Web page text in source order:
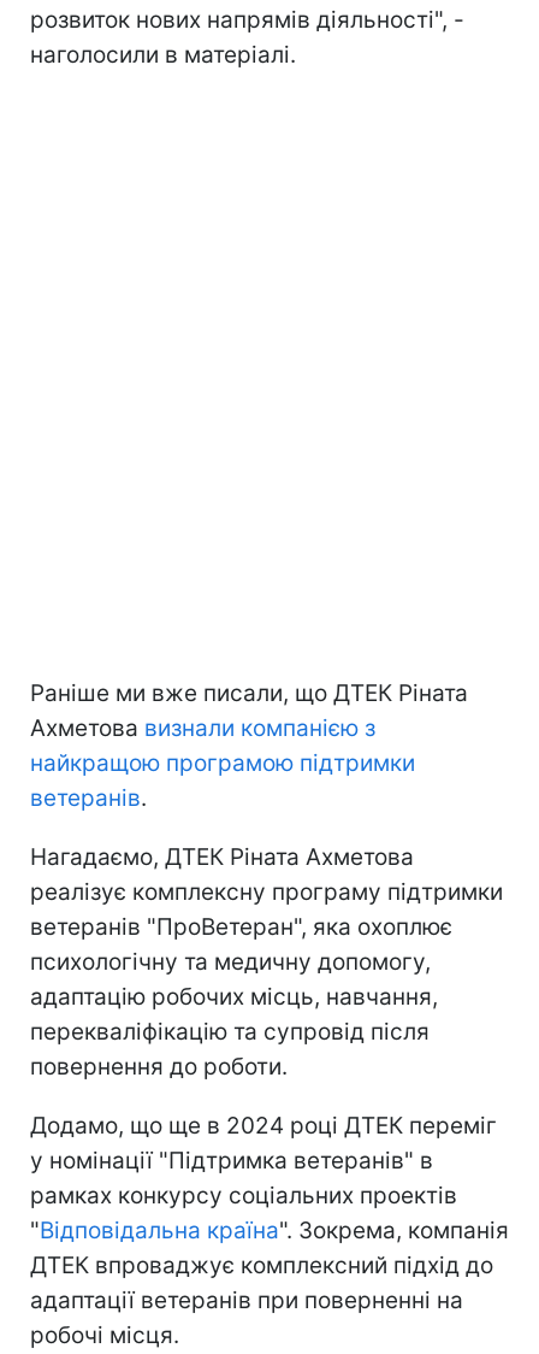
розвиток нових напрямів діяльності", -
наголосили в матеріалі.
Раніше ми вже писали, що ДТЕК Ріната
Ахметова визнали компанією з
найкращою програмою підтримки
ветеранів.
Нагадаємо, ДТЕК Ріната Ахметова
реалізує комплексну програму підтримки
ветеранів "ПроВетеран", яка охоплює
психологічну та медичну допомогу,
адаптацію робочих місць, навчання,
перекваліфікацію та супровід після
повернення до роботи.
Додамо, що ще в 2024 році ДТЕК переміг
у номінації "Підтримка ветеранів" в
рамках конкурсу соціальних проектів
"Відповідальна країна". Зокрема, компанія
ДТЕК впроваджує комплексний підхід до
адаптації ветеранів при поверненні на
робочі місця.